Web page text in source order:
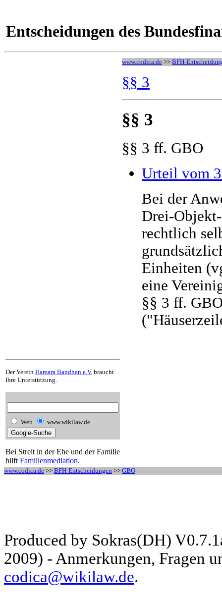
Entscheidungen des
Der Verein Hamara Bandhan e.V. braucht
Ihre Unterstützung.
Web www.wikilaw.de
Bei Streit in der Ehe und der Familie
hilft Familienmediation.
www.codica.de >> BFH-
§§ 3
§§ 3
§§ 3 ff. GBO
Urteil vom
Bei der
Drei-
rechtlich
Einheiten
eine
§§ 3 ff.
www.codica.de >> BFH-Entscheidungen >> GBO
Produced by Sokras(DH)
2009) - Anmerkungen, Fragen
codica@wikilaw.de.